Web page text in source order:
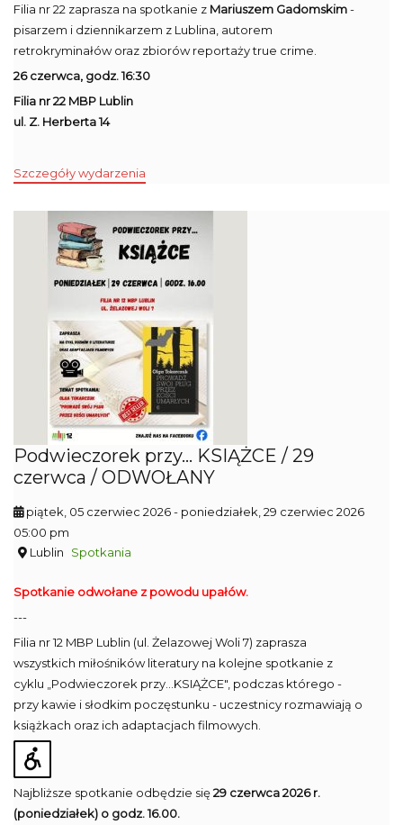
Filia nr 22 zaprasza na spotkanie z Mariuszem Gadomskim-
pisarzem i dziennikarzem z Lublina, autorem
retrokryminałów oraz zbiorów reportaży true crime.
26 czerwca, godz. 16:30
Filia nr 22 MBP Lublin
ul. Z. Herberta 14
Szczegóły wydarzenia
Podwieczorek przy... KSIĄŻCE / 29
czerwca / ODWOŁANY
piątek, 05 czerwiec 2026- poniedziałek, 29 czerwiec 2026
05:00 pm
Lublin
Spotkania
Spotkanie odwołane z powodu upałów.
---
Filia nr 12 MBP Lublin (ul. Żelazowej Woli 7) zaprasza
wszystkich miłośników literatury na kolejne spotkanie z
cyklu „Podwieczorek przy...KSIĄŻCE", podczas którego -
przy kawie i słodkim poczęstunku - uczestnicy rozmawiają o
książkach oraz ich adaptacjach filmowych.
Najbliższe spotkanie odbędzie się29 czerwca 2026 r.
(poniedziałek) o godz. 16.00.